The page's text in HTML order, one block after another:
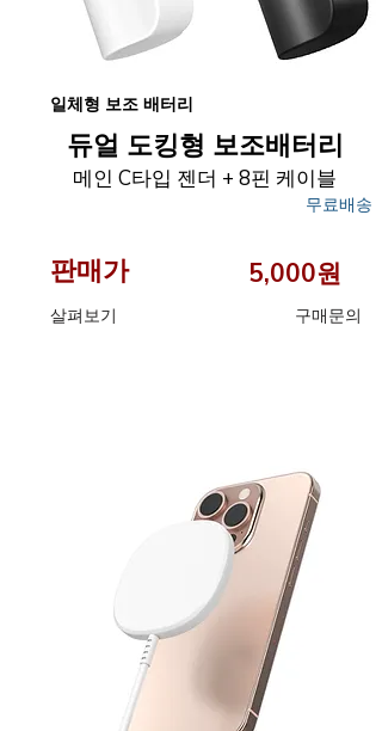
일체형 보조 배터리
듀얼 도킹형 보조배터리
메인 C타입 젠더 + 8핀 케이블
무료배송
판매가 5,000원
​살펴보기 구매문의